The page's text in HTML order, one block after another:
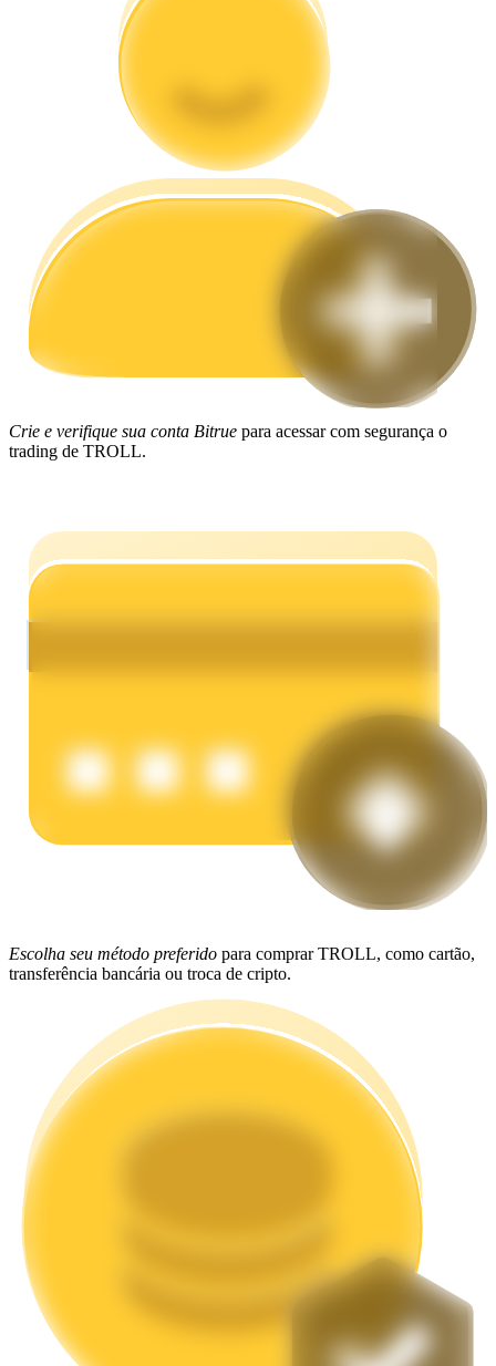
Estratégias de negociação
Aprenda como se manter lucrativo
Altos retornos e acesso instantâneo
Crie e verifique sua conta Bitrue para acessar com segurança o
trading de TROLL.
Escolha seu método preferido para comprar TROLL, como cartão,
transferência bancária ou troca de cripto.